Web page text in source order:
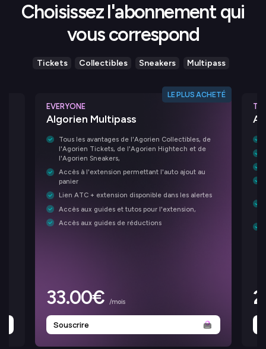
Choisissez l'abonnement qui
vous correspond
Tickets Collectibles Sneakers Multipass
LE PLUS ACHETÉ
EVERYONE
Algorien Multipass
Tous les avantages de l'Agorien Collectibles, de
l'Agorien Tickets, de l'Agorien Hightech et de
l'Agorien Sneakers,
Accès à l'extension permettant l'auto ajout au
panier
Lien ATC + extension disponible dans les alertes
Accès aux guides et tutos pour l'extension,
Accès aux guides de réductions
33.00€ /mois
Souscrire